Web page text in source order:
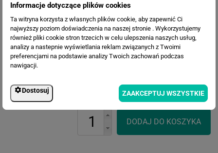
Cena przed rabatem: 260.34 zł
Cena po rabacie: 191.30 zł
Informacje dotyczące plików cookies
Ta witryna korzysta z własnych plików cookie, aby zapewnić Ci
najwyższy poziom doświadczenia na naszej stronie . Wykorzystujemy
również pliki cookie stron trzecich w celu ulepszenia naszych usług,
analizy a nastepnie wyświetlania reklam związanych z Twoimi
preferencjami na podstawie analizy Twoich zachowań podczas
nawigacji.
Dostosuj ZAAKCEPTUJ WSZYSTKIE